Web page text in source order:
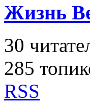
Жизнь
30
285
RSS